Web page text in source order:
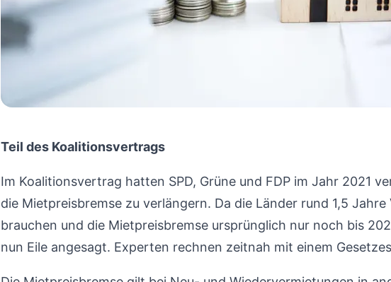
Teil des Koalitionsvertrags
Im Koalitionsvertrag hatten SPD, Grüne und FDP im Jahr 2021
die Mietpreisbremse zu verlängern. Da die Länder rund 1,5 Jahre
brauchen und die Mietpreisbremse ursprünglich nur noch bis
nun Eile angesagt. Experten rechnen zeitnah mit einem